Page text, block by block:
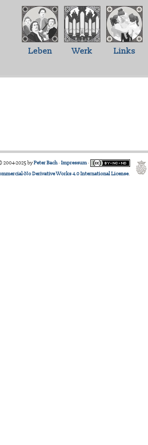
Leben Werk Links
2004-2025 byPeter Bach· Impressum·
No Derivative Works 4.0 International License.